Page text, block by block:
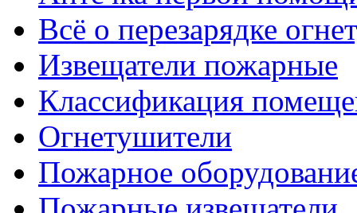
Всё о перезарядке
Извещатели пожарные
Классификация
Огнетушители
Пожарное